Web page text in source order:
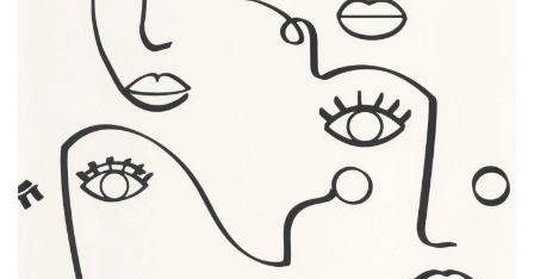
Tapetes & Alcatifas